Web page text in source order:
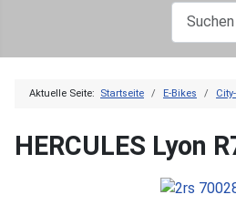
Aktuelle Seite: Startseite E-Bikes
HERCULES Lyon